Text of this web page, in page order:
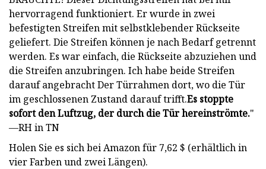
hervorragend funktioniert. Er wurde in zwei
befestigten Streifen mit selbstklebender Rückseite
geliefert. Die Streifen können je nach Bedarf getrennt
werden. Es war einfach, die Rückseite abzuziehen und
die Streifen anzubringen. Ich habe beide Streifen
darauf angebracht Der Türrahmen dort, wo die Tür
im geschlossenen Zustand darauf trifft.Es stoppte
sofort den Luftzug, der durch die Tür hereinströmte."
—RH in TN
Holen Sie es sich bei Amazon für 7,62 $ (erhältlich in
vier Farben und zwei Längen).